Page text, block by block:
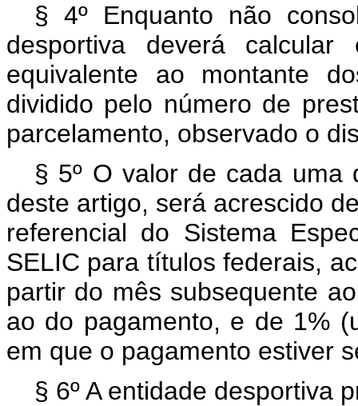
§ 4º Enquanto não
desportiva deverá calcular
equivalente ao montante
dividido pelo número de
parcelamento, observado o
§ 5º O valor de cada uma
deste artigo, será acrescido
referencial do Sistema
SELIC para títulos federais,
partir do mês subsequente
ao do pagamento, e de 1%
em que o pagamento estiver
§ 6º A entidade desportiva